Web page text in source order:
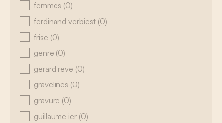
femmes (0)
ferdinand verbiest (0)
frise (0)
genre (0)
gerard reve (0)
gravelines (0)
gravure (0)
guillaume ier (0)